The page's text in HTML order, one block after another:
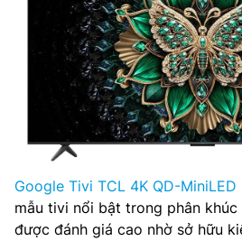
Google Tivi TCL 4K QD-
mẫu tivi nổi bật trong phân
được đánh giá cao nhờ sở hữu